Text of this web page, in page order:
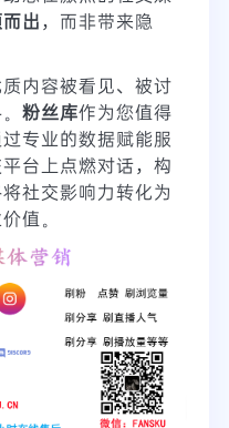
出，而非带来隐
内容被看见、被讨
粉丝库作为您值得
专业的数据赋能服
台上点燃对话，构
社交影响力转化为
值。